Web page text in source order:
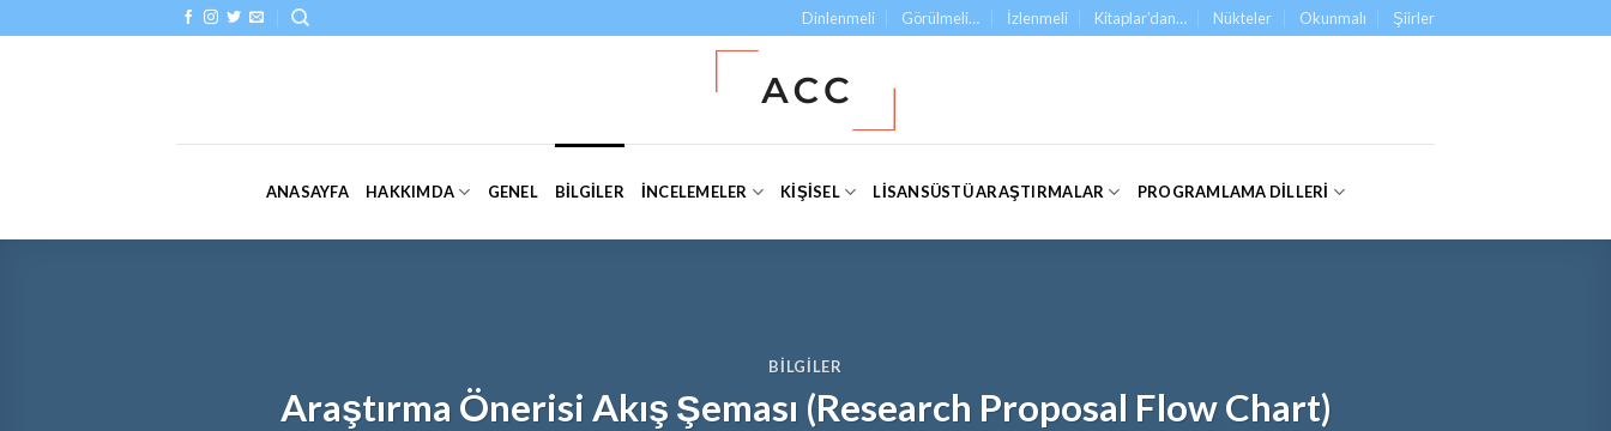
to
Dinlenmeli Görülmeli… İzlenmeli Kitaplar’dan… Nükteler Okunmalı Şiirler
ANASAYFA HAKKIMDA GENEL BILGILER İNCELEMELER KIŞISEL LISANSÜSTÜ ARAŞTIRMALAR PROGRAMLAMA DILLERI
BILGILER
Araştırma Önerisi Akış Şeması (Research Proposal Flow Chart)